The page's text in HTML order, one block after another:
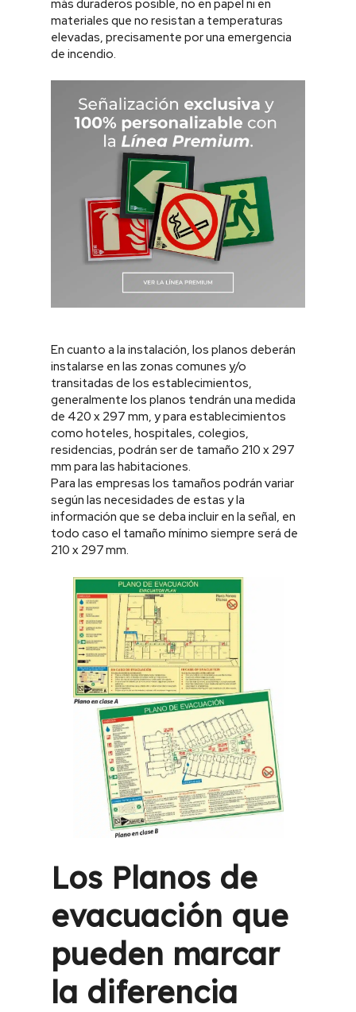
más duraderos posible, no en papel ni en
materiales que no resistan a temperaturas
elevadas, precisamente por una emergencia
de incendio.
En cuanto a la instalación, los planos deberán
instalarse en las zonas comunes y/o
transitadas de los establecimientos,
generalmente los planos tendrán una medida
de 420 x 297 mm, y para establecimientos
como hoteles, hospitales, colegios,
residencias, podrán ser de tamaño 210 x 297
mm para las habitaciones.
Para las empresas los tamaños podrán variar
según las necesidades de estas y la
información que se deba incluir en la señal, en
todo caso el tamaño mínimo siempre será de
210 x 297 mm.
Los Planos de
evacuación que
pueden marcar
la diferencia